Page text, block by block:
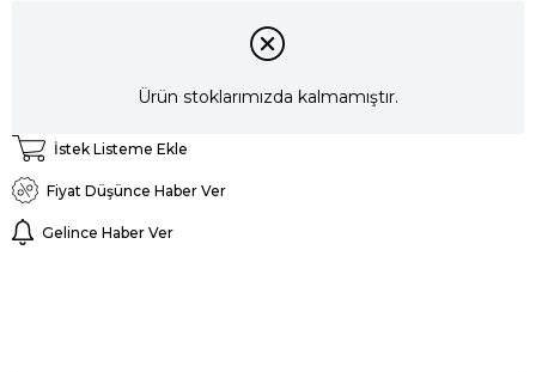
Ürün stoklarımızda kalmamıştır.
İstek Listeme Ekle
Fiyat Düşünce Haber Ver
Gelince Haber Ver